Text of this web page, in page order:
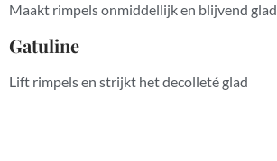
Maakt rimpels onmiddellijk en blijvend glad
Gatuline
Lift rimpels en strijkt het decolleté glad